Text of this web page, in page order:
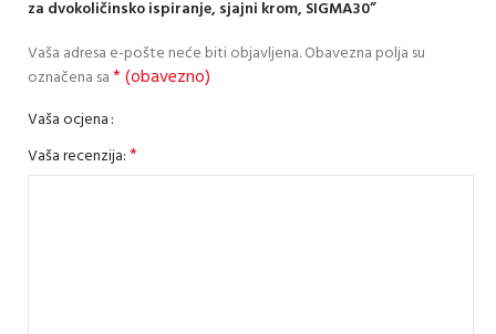
za dvokoličinsko ispiranje, sjajni krom, SIGMA30”
Vaša adresa e-pošte neće biti objavljena.Obavezna polja su
označena sa* (obavezno)
Vaša ocjena
Vaša recenzija:*